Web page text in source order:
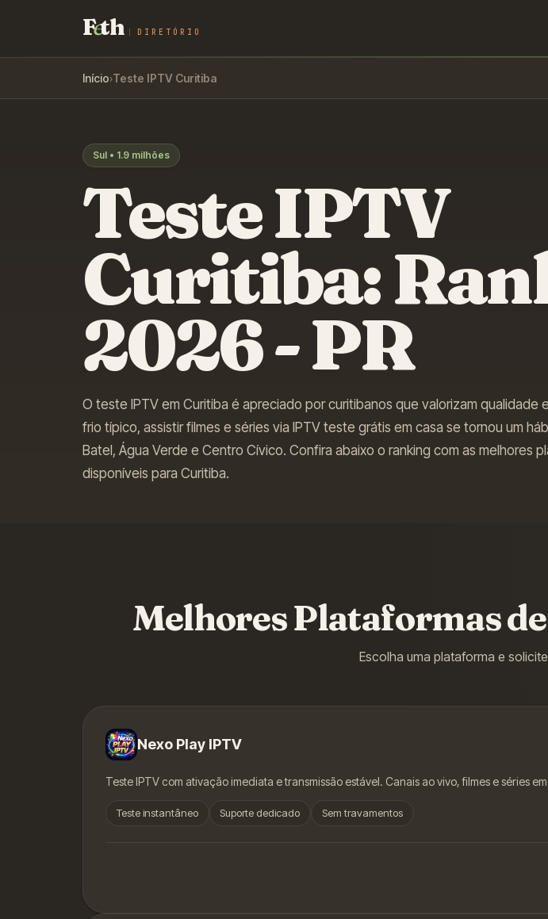
Feth DIRETÓRIO
Início›Teste IPTV Curitiba
Sul • 1.9 milhões
Teste IPTV
Curitiba:
2026 -PR
O teste IPTV em Curitiba é apreciado por curitibanos que valorizam qualidade
frio típico, assistir filmes e séries via IPTV teste grátis em casa se tornou um
Batel, Água Verde e Centro Cívico. Confira abaixo o ranking com as melhores
disponíveis para Curitiba.
Melhores Plataformas
Escolha uma plataforma e
Nexo Play IPTV
Teste IPTV com ativação imediata e transmissão estável. Canais ao vivo, filmes e séries
Teste instantâneo Suporte dedicado Sem travamentos